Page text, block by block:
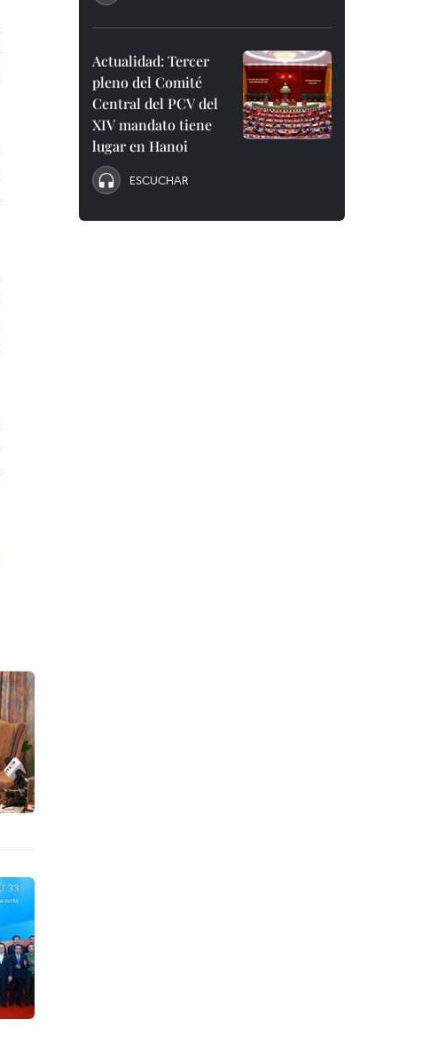
Actualidad: Tercer
pleno del Comité
Central del PCV del
XIV mandato tiene
lugar en Hanoi
ESCUCHAR